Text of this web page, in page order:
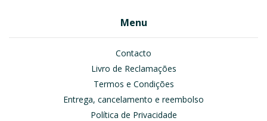
Menu
Contacto
Livro de Reclamações
Termos e Condições
Entrega, cancelamento e reembolso
Política de Privacidade